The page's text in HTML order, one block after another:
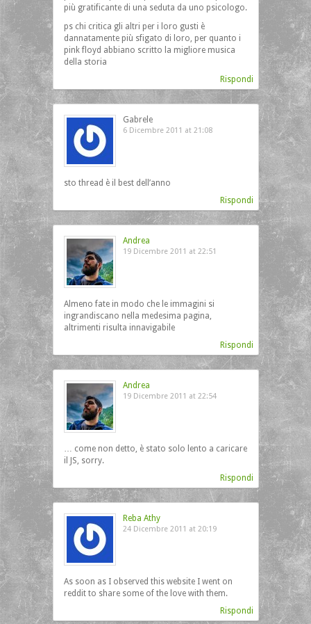
più gratificante di una seduta da uno psicologo.
ps chi critica gli altri per i loro gusti è
dannatamente più sfigato di loro, per quanto i
pink floyd abbiano scritto la migliore musica
della storia
Rispondi
Gabrele
6 Dicembre 2011 at 21:08
sto thread è il best dell’anno
Rispondi
Andrea
19 Dicembre 2011 at 22:51
Almeno fate in modo che le immagini si
ingrandiscano nella medesima pagina,
altrimenti risulta innavigabile
Rispondi
Andrea
19 Dicembre 2011 at 22:54
… come non detto, è stato solo lento a caricare
il JS, sorry.
Rispondi
Reba Athy
24 Dicembre 2011 at 20:19
As soon as I observed this website I went on
reddit to share some of the love with them.
Rispondi